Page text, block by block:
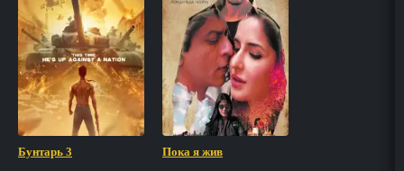
Бунтарь 3 Пока я жив